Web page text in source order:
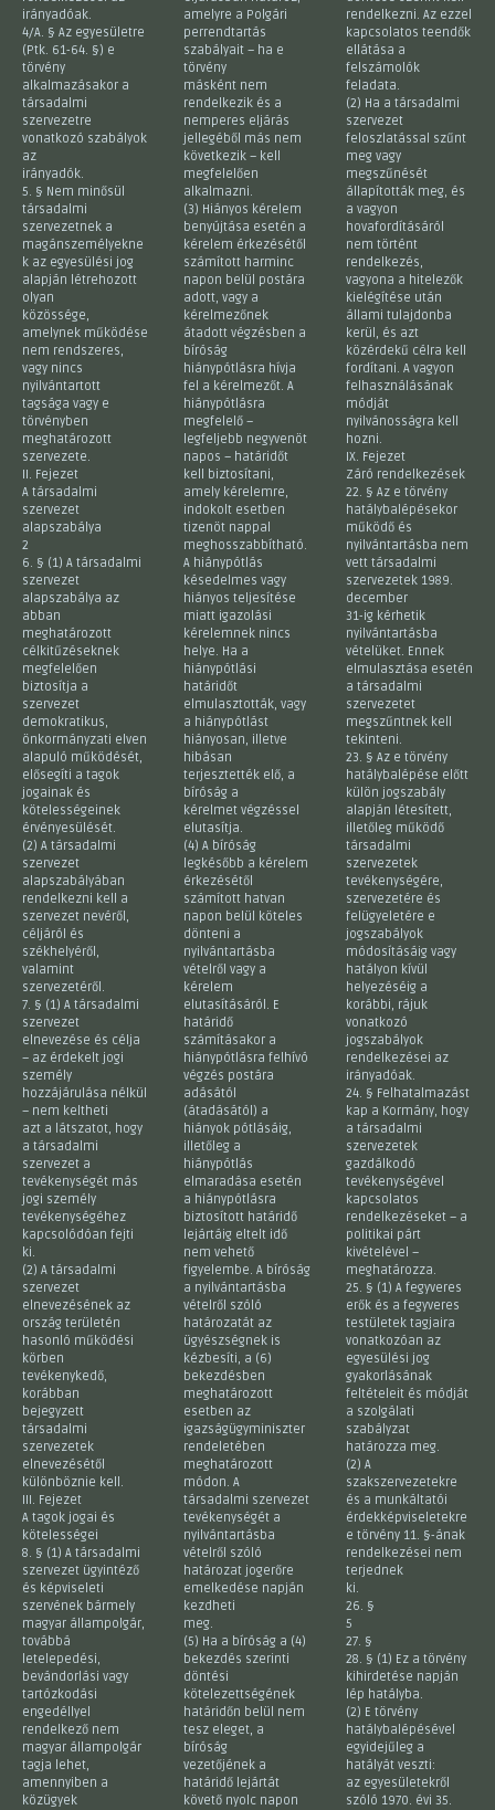
irányadóak.
4/A. § Az egyesületre
(Ptk. 61-64. §) e
törvény
alkalmazásakor a
társadalmi
szervezetre
vonatkozó szabályok
az
irányadók.
5. § Nem minősül
társadalmi
szervezetnek a
magánszemélyekne
k az egyesülési jog
alapján létrehozott
olyan
közössége,
amelynek működése
nem rendszeres,
vagy nincs
nyilvántartott
tagsága vagy e
törvényben
meghatározott
szervezete.
II. Fejezet
A társadalmi
szervezet
alapszabálya
2
6. § (1) A társadalmi
szervezet
alapszabálya az
abban
meghatározott
célkitűzéseknek
megfelelően
biztosítja a
szervezet
demokratikus,
önkormányzati elven
alapuló működését,
elősegíti a tagok
jogainak és
kötelességeinek
érvényesülését.
(2) A társadalmi
szervezet
alapszabályában
rendelkezni kell a
szervezet nevéről,
céljáról és
székhelyéről,
valamint
szervezetéről.
7. § (1) A társadalmi
szervezet
elnevezése és célja
– az érdekelt jogi
személy
hozzájárulása nélkül
– nem keltheti
azt a látszatot, hogy
a társadalmi
szervezet a
tevékenységét más
jogi személy
tevékenységéhez
kapcsolódóan fejti
ki.
(2) A társadalmi
szervezet
elnevezésének az
ország területén
hasonló működési
körben
tevékenykedő,
korábban
bejegyzett
társadalmi
szervezetek
elnevezésétől
különböznie kell.
III. Fejezet
A tagok jogai és
kötelességei
8. § (1) A társadalmi
szervezet ügyintéző
és képviseleti
szervének bármely
magyar állampolgár,
továbbá
letelepedési,
bevándorlási vagy
tartózkodási
engedéllyel
rendelkező nem
magyar állampolgár
tagja lehet,
amennyiben a
közügyek
amelyre a Polgári
perrendtartás
szabályait – ha e
törvény
másként nem
rendelkezik és a
nemperes eljárás
jellegéből más nem
következik – kell
megfelelően
alkalmazni.
(3) Hiányos kérelem
benyújtása esetén a
kérelem érkezésétől
számított harminc
napon belül postára
adott, vagy a
kérelmezőnek
átadott végzésben a
bíróság
hiánypótlásra hívja
fel a kérelmezőt. A
hiánypótlásra
megfelelő –
legfeljebb negyvenöt
napos – határidőt
kell biztosítani,
amely kérelemre,
indokolt esetben
tizenöt nappal
meghosszabbítható.
A hiánypótlás
késedelmes vagy
hiányos teljesítése
miatt igazolási
kérelemnek nincs
helye. Ha a
hiánypótlási
határidőt
elmulasztották, vagy
a hiánypótlást
hiányosan, illetve
hibásan
terjesztették elő, a
bíróság a
kérelmet végzéssel
elutasítja.
(4) A bíróság
legkésőbb a kérelem
érkezésétől
számított hatvan
napon belül köteles
dönteni a
nyilvántartásba
vételről vagy a
kérelem
elutasításáról. E
határidő
számításakor a
hiánypótlásra felhívó
végzés postára
adásától
(átadásától) a
hiányok pótlásáig,
illetőleg a
hiánypótlás
elmaradása esetén
a hiánypótlásra
biztosított határidő
lejártáig eltelt idő
nem vehető
figyelembe. A bíróság
a nyilvántartásba
vételről szóló
határozatát az
ügyészségnek is
kézbesíti, a (6)
bekezdésben
meghatározott
esetben az
igazságügyminiszter
rendeletében
meghatározott
módon. A
társadalmi szervezet
tevékenységét a
nyilvántartásba
vételről szóló
határozat jogerőre
emelkedése napján
kezdheti
meg.
(5) Ha a bíróság a (4)
bekezdés szerinti
döntési
kötelezettségének
határidőn belül nem
tesz eleget, a
bíróság
vezetőjének a
határidő lejártát
követő nyolc napon
rendelkezni. Az ezzel
kapcsolatos teendők
ellátása a
felszámolók
feladata.
(2) Ha a társadalmi
szervezet
feloszlatással szűnt
meg vagy
megszűnését
állapították meg, és
a vagyon
hovafordításáról
nem történt
rendelkezés,
vagyona a hitelezők
kielégítése után
állami tulajdonba
kerül, és azt
közérdekű célra kell
fordítani. A vagyon
felhasználásának
módját
nyilvánosságra kell
hozni.
IX. Fejezet
Záró rendelkezések
22. § Az e törvény
hatálybalépésekor
működő és
nyilvántartásba nem
vett társadalmi
szervezetek 1989.
december
31-ig kérhetik
nyilvántartásba
vételüket. Ennek
elmulasztása esetén
a társadalmi
szervezetet
megszűntnek kell
tekinteni.
23. § Az e törvény
hatálybalépése előtt
külön jogszabály
alapján létesített,
illetőleg működő
társadalmi
szervezetek
tevékenységére,
szervezetére és
felügyeletére e
jogszabályok
módosításáig vagy
hatályon kívül
helyezéséig a
korábbi, rájuk
vonatkozó
jogszabályok
rendelkezései az
irányadóak.
24. § Felhatalmazást
kap a Kormány, hogy
a társadalmi
szervezetek
gazdálkodó
tevékenységével
kapcsolatos
rendelkezéseket – a
politikai párt
kivételével –
meghatározza.
25. § (1) A fegyveres
erők és a fegyveres
testületek tagjaira
vonatkozóan az
egyesülési jog
gyakorlásának
feltételeit és módját
a szolgálati
szabályzat
határozza meg.
(2) A
szakszervezetekre
és a munkáltatói
érdekképviseletekre
e törvény 11. §-ának
rendelkezései nem
terjednek
ki.
26. §
5
27. §
28. § (1) Ez a törvény
kihirdetése napján
lép hatályba.
(2) E törvény
hatálybalépésével
egyidejűleg a
hatályát veszti:
az egyesületekről
szóló 1970. évi 35.